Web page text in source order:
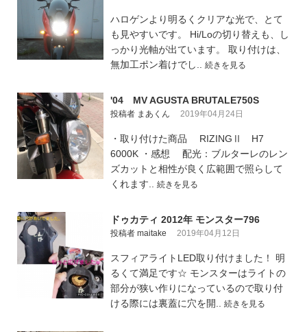
ハロゲンより明るくクリアな光で、とて
も見やすいです。 Hi/Loの切り替えも、し
っかり光軸が出ています。 取り付けは、
無加工ポン着けでし.. 続きを見る
'04 MV AGUSTA BRUTALE750S
投稿者 まあくん 2019年04月24日
・取り付けた商品 RIZINGⅡ H7
6000K ・感想 配光：ブルターレのレン
ズカットと相性が良く広範囲で照らして
くれます.. 続きを見る
ドゥカティ 2012年 モンスター796
投稿者 maitake 2019年04月12日
スフィアライトLED取り付けました！ 明
るくて満足です☆ モンスターはライトの
部分が狭い作りになっているので取り付
ける際には裏蓋に穴を開.. 続きを見る